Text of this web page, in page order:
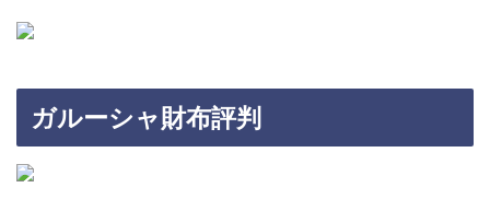
ガルーシャ財布評判